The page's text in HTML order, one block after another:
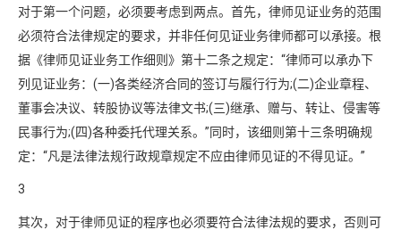
对于第一个问题，必须要考虑到两点。首先，律师见证业务的范围
必须符合法律规定的要求，并非任何见证业务律师都可以承接。根
据《律师见证业务工作细则》第十二条之规定：“律师可以承办下
列见证业务：(一)各类经济合同的签订与履行行为;(二)企业章程、
董事会决议、转股协议等法律文书;(三)继承、赠与、转让、侵害等
民事行为;(四)各种委托代理关系。”同时，该细则第十三条明确规
定：“凡是法律法规行政规章规定不应由律师见证的不得见证。”
3
其次，对于律师见证的程序也必须要符合法律法规的要求，否则可